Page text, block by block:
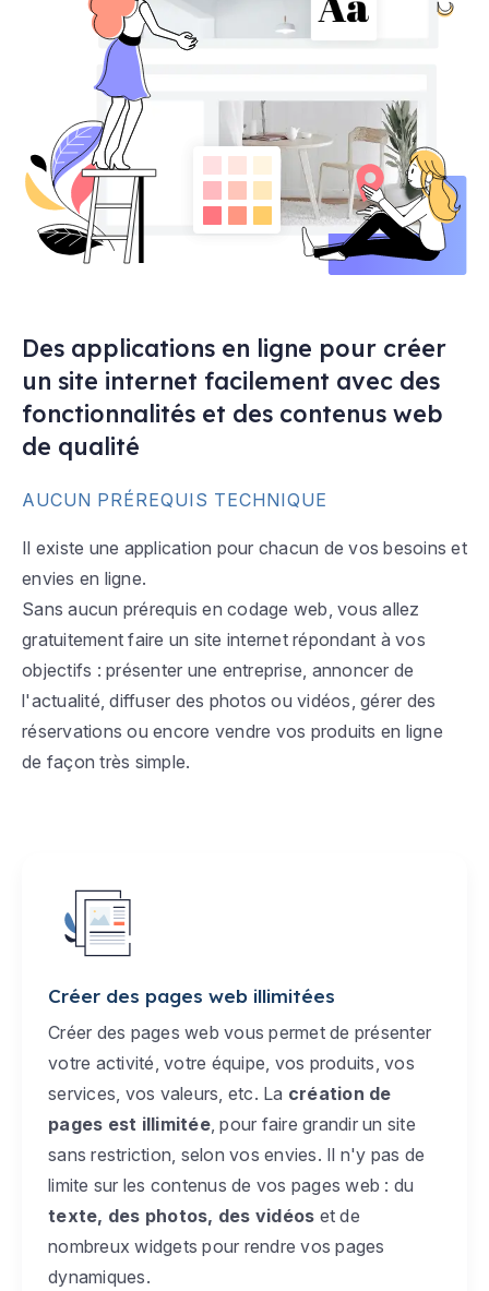
Des applications en ligne pour créer
un site internet facilement avec des
fonctionnalités et des contenus web
de qualité
AUCUN PRÉREQUIS TECHNIQUE
Il existe une application pour chacun de vos besoins et
envies en ligne.
Sans aucun prérequis en codage web, vous allez
gratuitement faire un site internet répondant à vos
objectifs : présenter une entreprise, annoncer de
l'actualité, diffuser des photos ou vidéos, gérer des
réservations ou encore vendre vos produits en ligne
de façon très simple.
Créer des pages web illimitées
Créer des pages web vous permet de présenter
votre activité, votre équipe, vos produits, vos
services, vos valeurs, etc. La création de
pages est illimitée, pour faire grandir un site
sans restriction, selon vos envies. Il n'y pas de
limite sur les contenus de vos pages web : du
texte, des photos, des vidéos et de
nombreux widgets pour rendre vos pages
dynamiques.